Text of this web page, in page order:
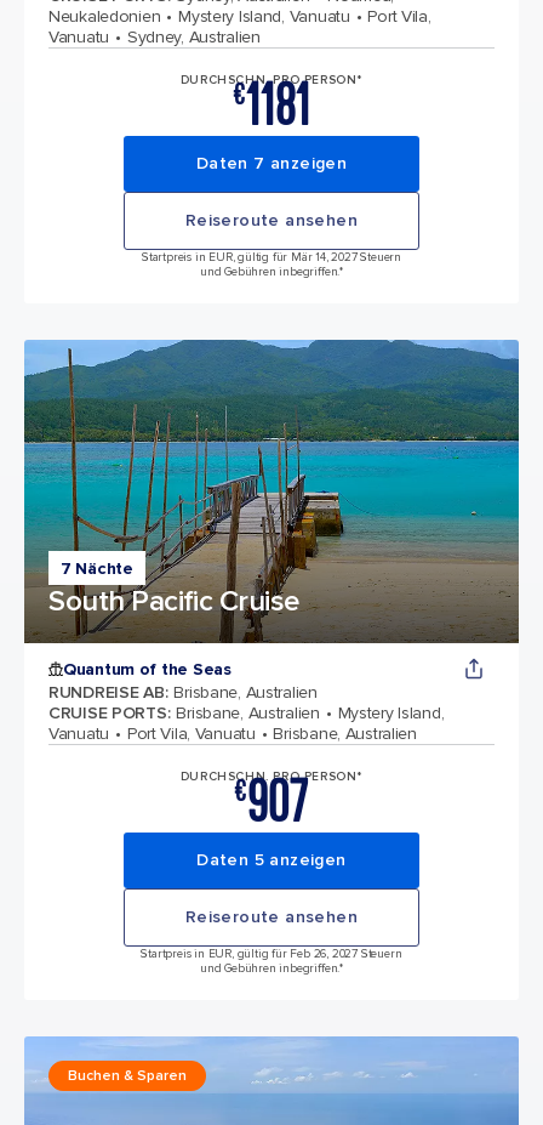
Neukaledonien
Mystery Island, Vanuatu
Port Vila,
Vanuatu
Sydney, Australien
DURCHSCHN. PRO PERSON*
€1181
Daten 7 anzeigen
Reiseroute ansehen
Startpreis in EUR, gültig für Mär 14, 2027 Steuern
und Gebühren inbegriffen.*
7 Nächte
South Pacific Cruise
Quantum of the Seas
RUNDREISE AB: Brisbane, Australien
CRUISE PORTS: Brisbane, Australien
Mystery Island,
Vanuatu
Port Vila, Vanuatu Brisbane, Australien
DURCHSCHN. PRO PERSON*
€907
Daten 5 anzeigen
Reiseroute ansehen
Startpreis in EUR, gültig für Feb 26, 2027 Steuern
und Gebühren inbegriffen.*
Buchen & Sparen